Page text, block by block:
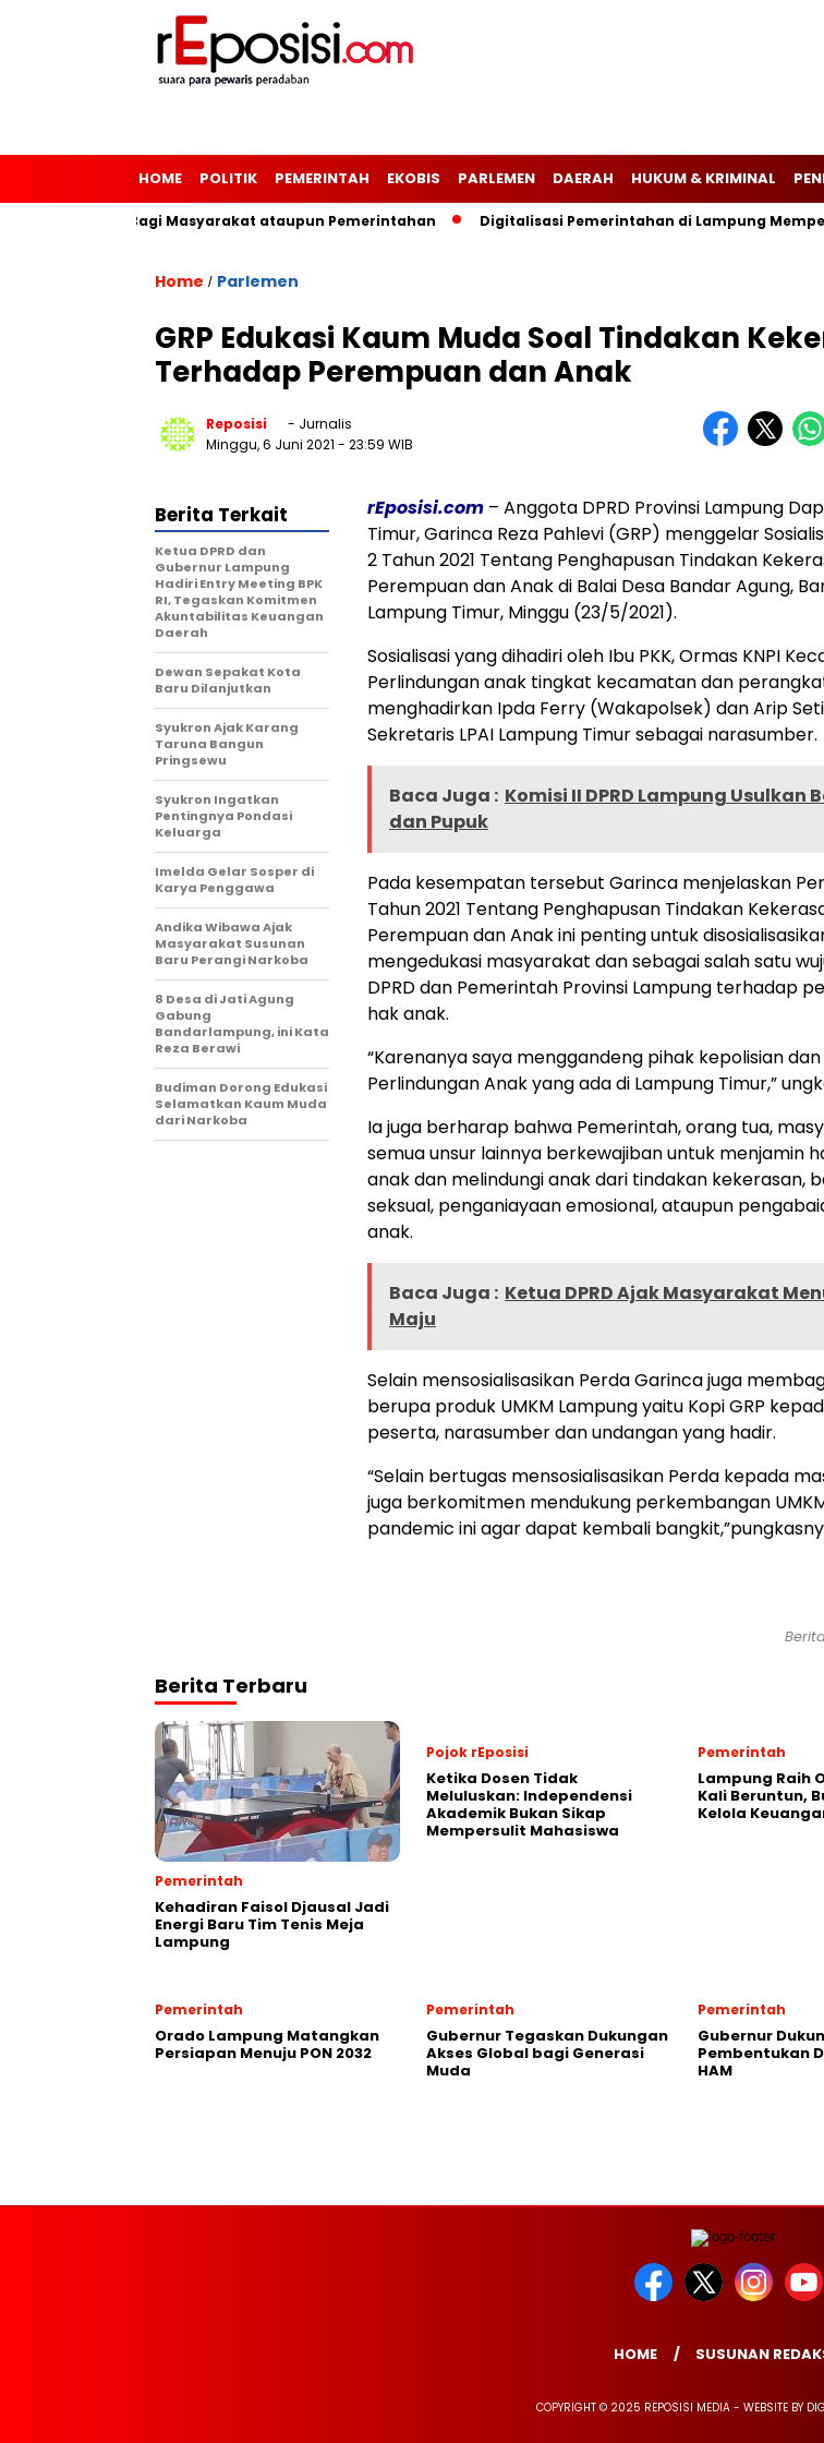
HOME POLITIK PEMERINTAH EKOBIS PARLEMEN DAERAH HUKUM & KRIMINAL
Pemerintah Bagi Masyarakat ataupun Pemerintahan Digitalisasi Pemerintahan di Lampung
Home / Parlemen
GRP Edukasi Kaum Muda Soal Tindakan
Terhadap Perempuan dan Anak
Reposisi
- Jurnalis
Minggu, 6 Juni 2021 - 23:59 WIB
rEposisi.com – Anggota DPRD Provinsi Lampung
Timur, Garinca Reza Pahlevi (GRP) menggelar
2 Tahun 2021 Tentang Penghapusan Tindakan
Perempuan dan Anak di Balai Desa Bandar Agung,
Lampung Timur, Minggu (23/5/2021).
Sosialisasi yang dihadiri oleh Ibu PKK, Ormas KNPI
Perlindungan anak tingkat kecamatan dan
menghadirkan Ipda Ferry (Wakapolsek) dan Arip
Sekretaris LPAI Lampung Timur sebagai narasumber.
Baca Juga : Komisi II DPRD Lampung Usulkan
dan Pupuk
Pada kesempatan tersebut Garinca menjelaskan
Tahun 2021 Tentang Penghapusan Tindakan
Perempuan dan Anak ini penting untuk
mengedukasi masyarakat dan sebagai salah satu
DPRD dan Pemerintah Provinsi Lampung terhadap
hak anak.
“Karenanya saya menggandeng pihak kepolisian
Perlindungan Anak yang ada di Lampung Timur,”
Ia juga berharap bahwa Pemerintah, orang tua,
semua unsur lainnya berkewajiban untuk menjamin
anak dan melindungi anak dari tindakan kekerasan,
seksual, penganiayaan emosional, ataupun
anak.
Baca Juga : Ketua DPRD Ajak Masyarakat
Maju
Selain mensosialisasikan Perda Garinca juga
berupa produk UMKM Lampung yaitu Kopi GRP
peserta, narasumber dan undangan yang hadir.
“Selain bertugas mensosialisasikan Perda kepada
juga berkomitmen mendukung perkembangan
pandemic ini agar dapat kembali
Berita Terkait
Ketua DPRD dan
Gubernur Lampung
Hadiri Entry Meeting BPK
RI, Tegaskan Komitmen
Akuntabilitas Keuangan
Daerah
Dewan Sepakat Kota
Baru Dilanjutkan
Syukron Ajak Karang
Taruna Bangun
Pringsewu
Syukron Ingatkan
Pentingnya Pondasi
Keluarga
Imelda Gelar Sosper di
Karya Penggawa
Andika Wibawa Ajak
Masyarakat Susunan
Baru Perangi Narkoba
8 Desa di Jati Agung
Gabung
Bandarlampung, ini Kata
Reza Berawi
Budiman Dorong Edukasi
Selamatkan Kaum Muda
dari Narkoba
Berita Terbaru
Pemerintah
Kehadiran Faisol Djausal Jadi
Energi Baru Tim Tenis Meja
Lampung
Pojok rEposisi
Ketika Dosen Tidak
Meluluskan: Independensi
Akademik Bukan Sikap
Mempersulit Mahasiswa
Pemerintah
Lampung Raih
Kali Beruntun,
Kelola
Pemerintah
Orado Lampung Matangkan
Persiapan Menuju PON 2032
Pemerintah
Gubernur Tegaskan Dukungan
Akses Global bagi Generasi
Muda
Pemerintah
Gubernur
Pembentukan
HAM
HOME SUSUNAN
COPYRIGHT © 2025 REPOSISI MEDIA - WEBSITE BY